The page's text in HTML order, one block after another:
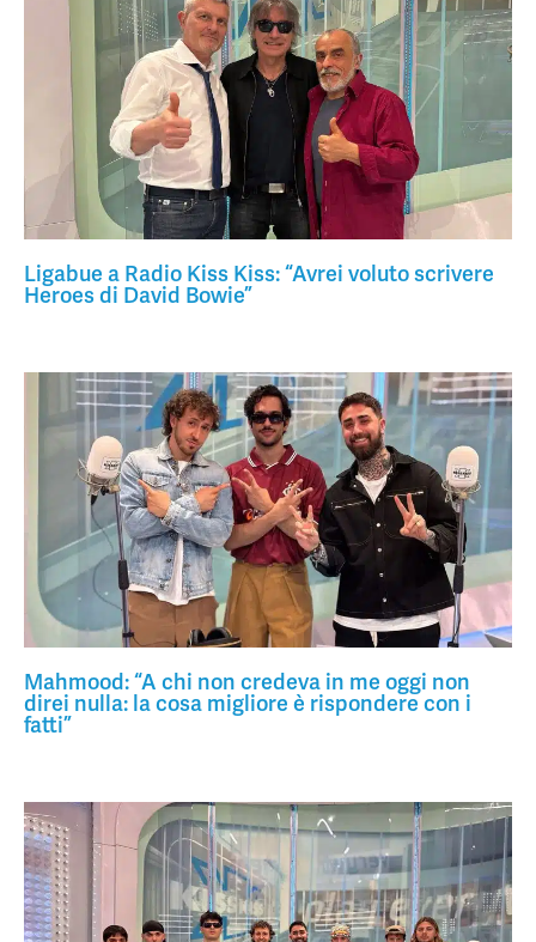
Ligabue a Radio Kiss Kiss: “Avrei voluto scrivere
Heroes di David Bowie”
Mahmood: “A chi non credeva in me oggi non
direi nulla: la cosa migliore è rispondere con i
fatti”